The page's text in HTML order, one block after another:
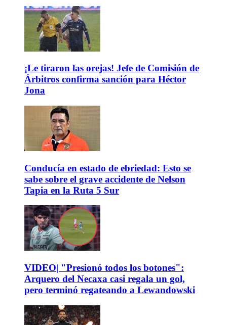
¡Le tiraron las orejas! Jefe de Comisión de
Árbitros confirma sanción para Héctor
Jona
Conducía en estado de ebriedad: Esto se
sabe sobre el grave accidente de Nelson
Tapia en la Ruta 5 Sur
VIDEO| "Presionó todos los botones":
Arquero del Necaxa casi regala un gol,
pero terminó regateando a Lewandowski